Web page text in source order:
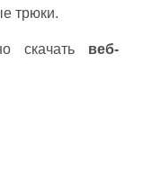
трюки.
скачать веб-